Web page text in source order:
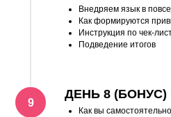
Внедряем язык в
Как формируются
Инструкция по чек-
Подведение итогов
ДЕНЬ 8 (БОНУС)
Как вы